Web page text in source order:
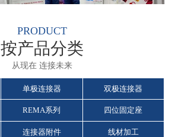
PRODUCT
按产品分类
从现在 连接未来
单极连接器 双极连接器
REMA系列 四位固定座
连接器附件 线材加工